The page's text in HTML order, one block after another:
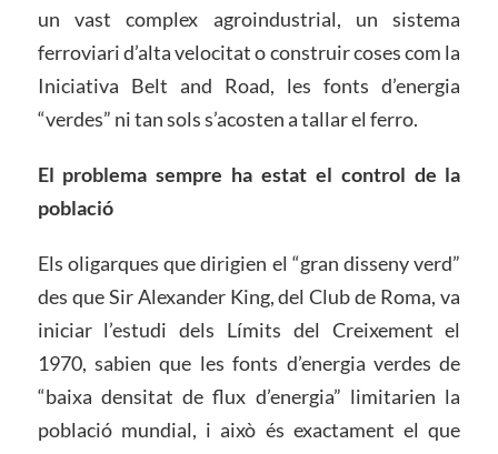
un vast complex agroindustrial, un sistema
ferroviari d’alta velocitat o construir coses com la
Iniciativa Belt and Road, les fonts d’energia
“verdes” ni tan sols s’acosten a tallar el ferro.
El problema sempre ha estat el control de la
població
Els oligarques que dirigien el “gran disseny verd”
des que Sir Alexander King, del Club de Roma, va
iniciar l’estudi dels Límits del Creixement el
1970, sabien que les fonts d’energia verdes de
“baixa densitat de flux d’energia” limitarien la
població mundial, i això és exactament el que